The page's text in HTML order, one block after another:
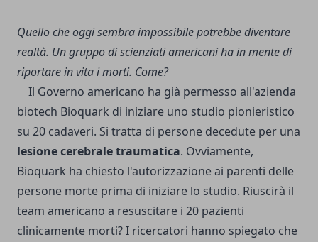
Quello che oggi sembra impossibile potrebbe diventare
realtà. Un gruppo di scienziati americani ha in mente di
riportare in vita i morti. Come?
Il Governo americano ha già permesso all'azienda
biotech Bioquark di iniziare uno studio pionieristico
su 20 cadaveri. Si tratta di persone decedute per una
lesione cerebrale traumatica. Ovviamente,
Bioquark ha chiesto l'autorizzazione ai parenti delle
persone morte prima di iniziare lo studio. Riuscirà il
team americano a resuscitare i 20 pazienti
clinicamente morti? I ricercatori hanno spiegato che